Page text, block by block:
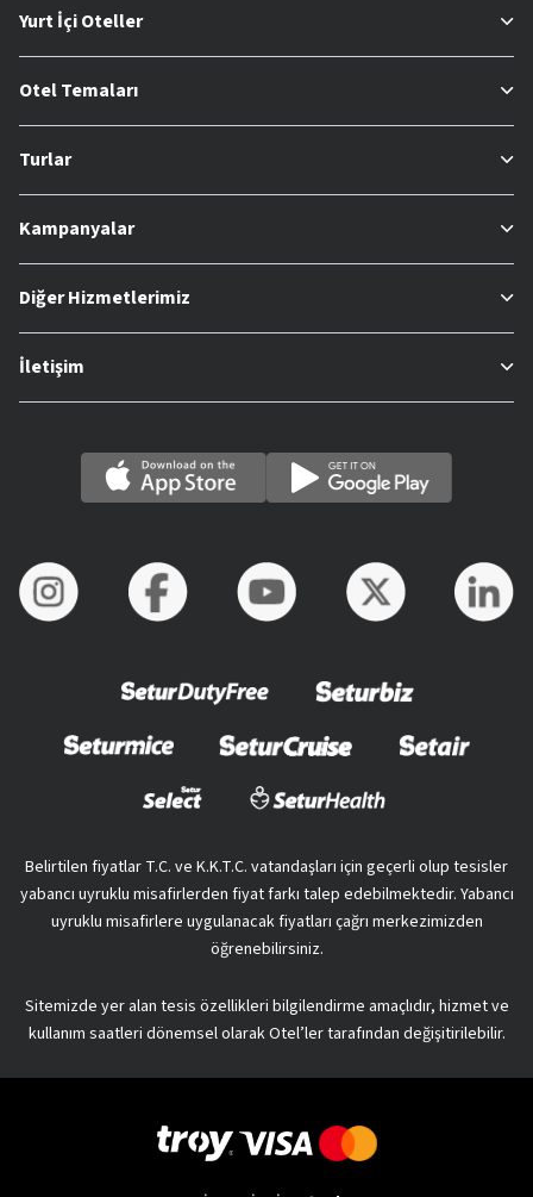
Yurt İçi Oteller
Otel Temaları
Turlar
Kampanyalar
Diğer Hizmetlerimiz
İletişim
Belirtilen fiyatlar T.C. ve K.K.T.C. vatandaşları için geçerli olup tesisler
yabancı uyruklu misafirlerden fiyat farkı talep edebilmektedir. Yabancı
uyruklu misafirlere uygulanacak fiyatları çağrı merkezimizden
öğrenebilirsiniz.
Sitemizde yer alan tesis özellikleri bilgilendirme amaçlıdır, hizmet ve
kullanım saatleri dönemsel olarak Otel’ler tarafından değişitirilebilir.